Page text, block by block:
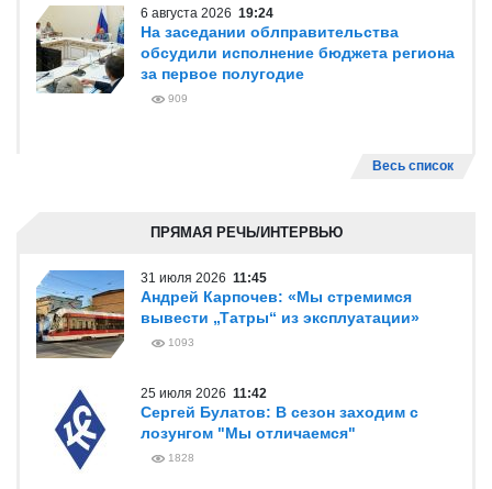
6 августа 2026 19:24
На заседании облправительства
обсудили исполнение бюджета региона
за первое полугодие
909
Весь список
ПРЯМАЯ РЕЧЬ/ИНТЕРВЬЮ
31 июля 2026 11:45
Андрей Карпочев: «Мы стремимся
вывести „Татры“ из эксплуатации»
1093
25 июля 2026 11:42
Сергей Булатов: В сезон заходим с
лозунгом "Мы отличаемся"
1828